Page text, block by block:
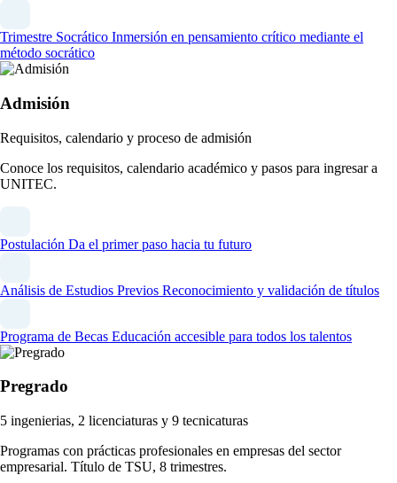
Trimestre Socrático Inmersión en pensamiento crítico mediante el
método socrático
Admisión
Requisitos, calendario y proceso de admisión
Conoce los requisitos, calendario académico y pasos para ingresar a
UNITEC.
Postulación Da el primer paso hacia tu futuro
Análisis de Estudios Previos Reconocimiento y validación de títulos
Programa de Becas Educación accesible para todos los talentos
Pregrado
5 ingenierias, 2 licenciaturas y 9 tecnicaturas
Programas con prácticas profesionales en empresas del sector
empresarial. Título de TSU, 8 trimestres.